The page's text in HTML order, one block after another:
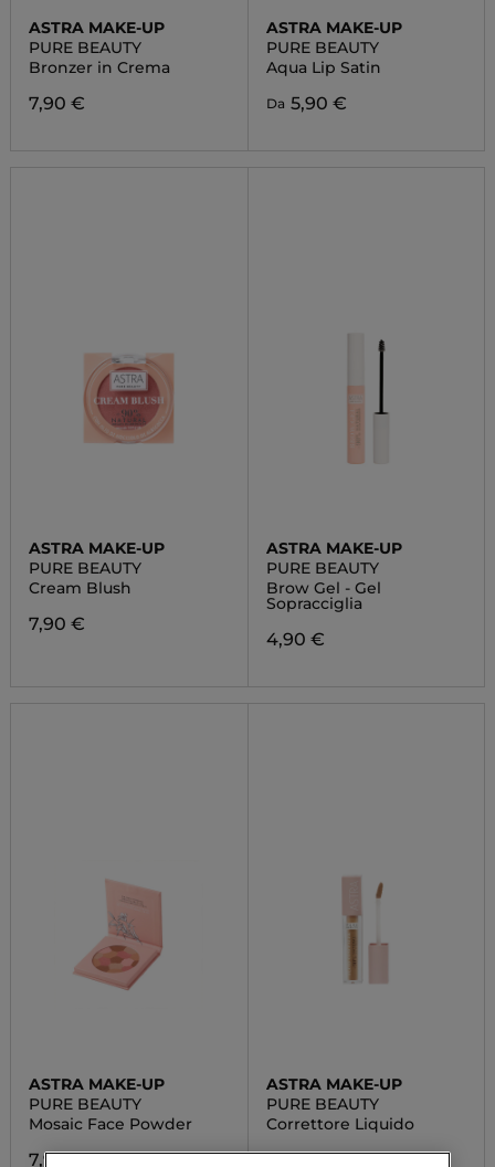
ASTRA MAKE-UP
PURE BEAUTY
Bronzer in Crema
7,90 €
ASTRA MAKE-UP
PURE BEAUTY
Aqua Lip Satin
Da 5,90 €
ASTRA MAKE-UP
PURE BEAUTY
Cream Blush
7,90 €
ASTRA MAKE-UP
PURE BEAUTY
Brow Gel - Gel
Sopracciglia
4,90 €
ASTRA MAKE-UP
PURE BEAUTY
Mosaic Face Powder
7,90 €
ASTRA MAKE-UP
PURE BEAUTY
Correttore Liquido
5,90 €